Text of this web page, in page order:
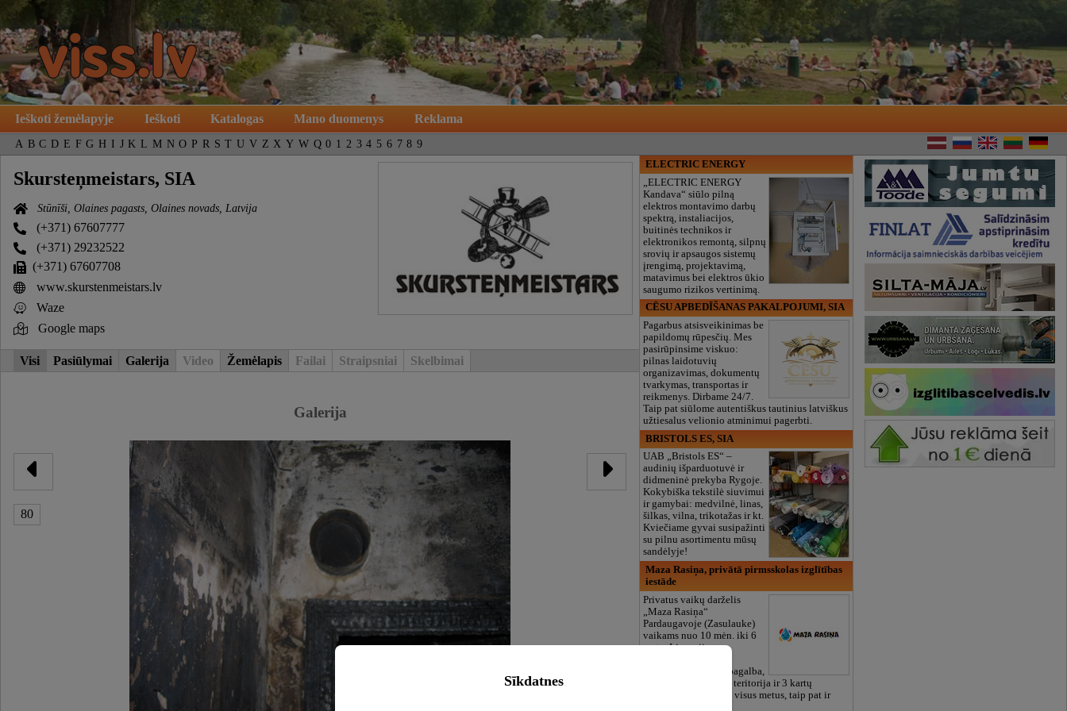
Ieškoti žemėlapyje Ieškoti Katalogas Mano duomenys Reklama
A B C D E F G H I J K L M N O P R S T U V Z X Y W Q 0 1 2 3 4 5 6 7 8 9
Skursteņmeistars, SIA
Stūnīši, Olaines pagasts, Olaines novads, Latvija
(+371) 67607777
(+371) 29232522
(+371) 67607708
www.skurstenmeistars.lv
Waze
Google maps
Visi Pasiūlymai Galerija Video Žemėlapis Failai Straipsniai Skelbimai
Galerija
80
ELECTRIC ENERGY
„ELECTRIC ENERGY
Kandava“ siūlo pilną
elektros montavimo darbų
spektrą, instaliacijos,
buitinės technikos ir
elektronikos remontą, silpnų
srovių ir apsaugos sistemų
įrengimą, projektavimą,
matavimus bei elektros ūkio
saugumo rizikos vertinimą.
CĒSU APBEDĪŠANAS PAKALPOJUMI, SIA
Pagarbus atsisveikinimas be
papildomų rūpesčių. Mes
pasirūpinsime viskuo:
pilnas laidotuvių
organizavimas, dokumentų
tvarkymas, transportas ir
reikmenys. Dirbame 24/7.
Taip pat siūlome autentiškus tautinius latviškus
užtiesalus velionio atminimui pagerbti.
BRISTOLS ES, SIA
UAB „Bristols ES“ –
audinių išparduotuvė ir
didmeninė prekyba Rygoje.
Kokybiška tekstilė siuvimui
ir gamybai: medvilnė, linas,
šilkas, vilna, trikotažas ir kt.
Kviečiame gyvai susipažinti
su pilnu asortimentu mūsų
sandėlyje!
Maza Rasiņa, privātā pirmsskolas izglītības
iestāde
Privatus vaikų darželis
„Maza Rasiņa“
Pardaugavoje (Zasulauke)
vaikams nuo 10 mėn. iki 6
metų. Licencijuotos
logopedas, speciali pagalba,
būreliai, didelė žalia teritorija ir 3 kartų
maitinimas. Dirbame visus metus, taip pat ir
Sīkdatnes